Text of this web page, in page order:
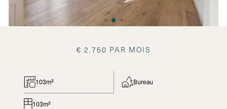
€ 2.750 PAR MOIS
103m² Bureau
103m²